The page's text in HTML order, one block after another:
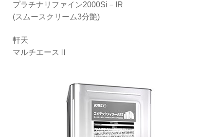
プラチナリファイン2000Si－IR
(スムースクリーム3分艶)
軒天
マルチエースⅡ